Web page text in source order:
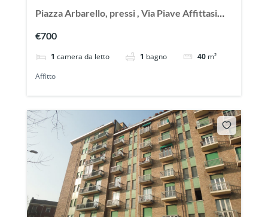
Piazza Arbarello, pressi , Via Piave Affittasi
€700
1 camera da letto 1 bagno 40 m²
Affitto